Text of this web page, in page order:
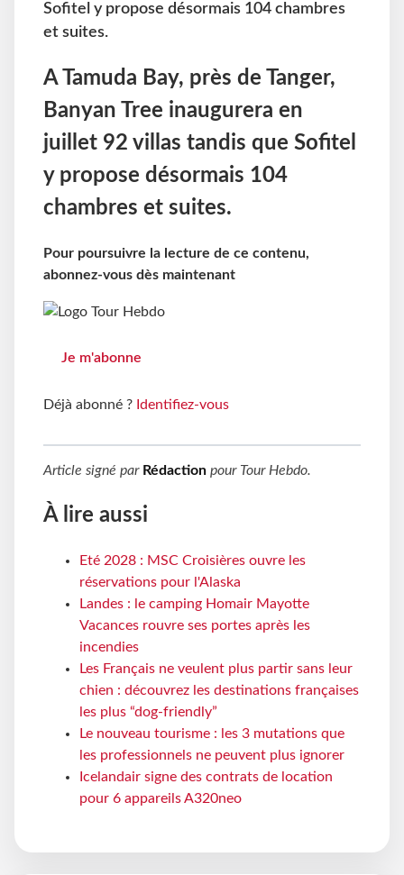
Sofitel y propose désormais 104 chambres
et suites.
A Tamuda Bay, près de Tanger,
Banyan Tree inaugurera en
juillet 92 villas tandis que Sofitel
y propose désormais 104
chambres et suites.
Pour poursuivre la lecture de ce contenu,
abonnez-vous dès maintenant
Je m'abonne
Déjà abonné ? Identifiez-vous
Article signé par Rédaction pour Tour Hebdo.
À lire aussi
Eté 2028 : MSC Croisières ouvre les
réservations pour l'Alaska
Landes : le camping Homair Mayotte
Vacances rouvre ses portes après les
incendies
Les Français ne veulent plus partir sans leur
chien : découvrez les destinations françaises
les plus “dog-friendly”
Le nouveau tourisme : les 3 mutations que
les professionnels ne peuvent plus ignorer
Icelandair signe des contrats de location
pour 6 appareils A320neo